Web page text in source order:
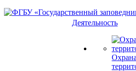
Деятельность
Охрана